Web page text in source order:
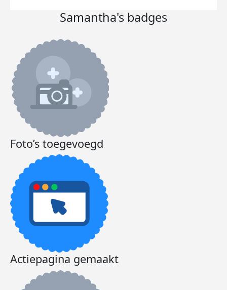
Samantha's badges
Foto’s toegevoegd
Actiepagina gemaakt